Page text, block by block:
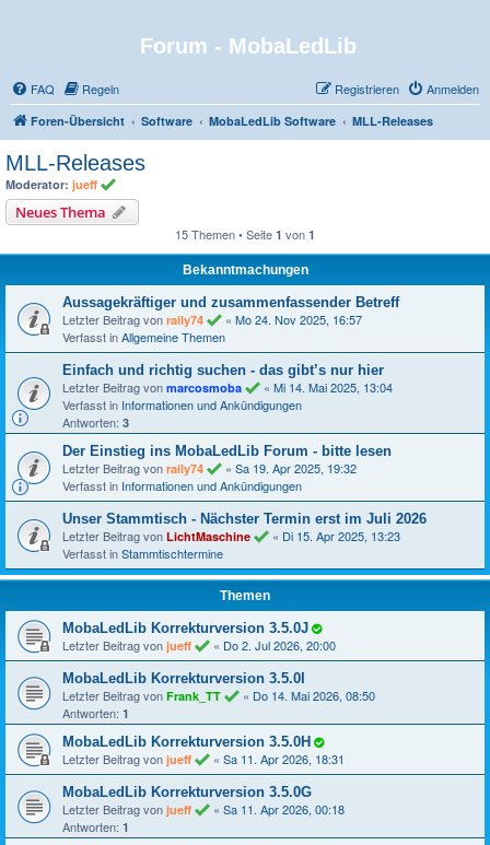
Forum - MobaLedLib
FAQ Regeln Anmelden
Registrieren
Foren-Übersicht Software MobaLedLib Software MLL-Releases
MLL-Releases
Moderator: jueff
Neues Thema
15 Themen • Seite 1 von 1
Bekanntmachungen
Aussagekräftiger und zusammenfassender Betreff
Letzter Beitrag von raily74 « Mo 24. Nov 2025, 16:57
Verfasst inAllgemeine Themen
Einfach und richtig suchen - das gibt’s nur hier
Letzter Beitrag von marcosmoba « Mi 14. Mai 2025, 13:04
Verfasst in Informationen und Ankündigungen
Antworten: 3
Der Einstieg ins MobaLedLib Forum - bitte lesen
Letzter Beitrag von raily74 « Sa 19. Apr 2025, 19:32
Verfasst in Informationen und Ankündigungen
Unser Stammtisch - Nächster Termin erst im Juli 2026
Letzter Beitrag von LichtMaschine « Di 15. Apr 2025, 13:23
Verfasst inStammtischtermine
Themen
MobaLedLib Korrekturversion 3.5.0J
Letzter Beitrag von jueff « Do 2. Jul 2026, 20:00
MobaLedLib Korrekturversion 3.5.0I
Letzter Beitrag von Frank_TT « Do 14. Mai 2026, 08:50
Antworten: 1
MobaLedLib Korrekturversion 3.5.0H
Letzter Beitrag von jueff « Sa 11. Apr 2026, 18:31
MobaLedLib Korrekturversion 3.5.0G
Letzter Beitrag von jueff « Sa 11. Apr 2026, 00:18
Antworten: 1